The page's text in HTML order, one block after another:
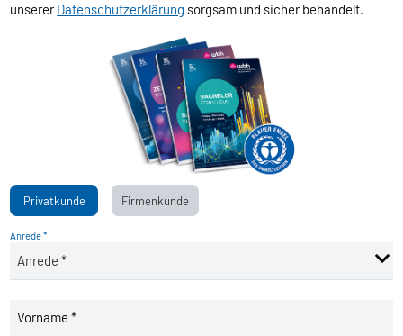
unsererDatenschutzerklärung sorgsam und sicher behandelt.
Privatkunde Firmenkunde
Anrede *
Vorname *